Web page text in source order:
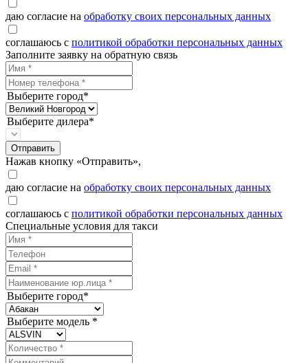
даю согласие на обработку своих персональных данных
соглашаюсь с политикой обработки персональных данных
Заполните заявку на обратную связь
Выберите город*
Выберите дилера*
Отправить
Нажав кнопку «Отправить»,
даю согласие на обработку своих персональных данных
соглашаюсь с политикой обработки персональных данных
Специальные условия для такси
Выберите город*
Выберите модель *